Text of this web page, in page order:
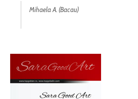
Mihaela A. (Bacau)